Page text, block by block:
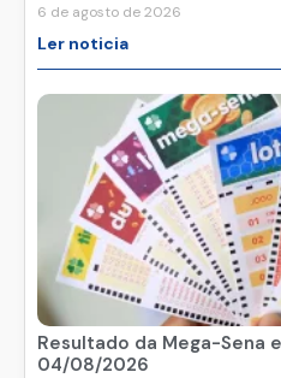
6 de agosto de 2026
Ler noticia
Resultado da Mega-Sena
04/08/2026